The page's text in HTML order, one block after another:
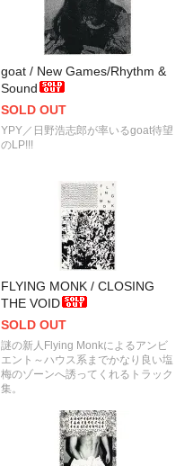
goat / New Games/Rhythm &
Sound
SOLD OUT
YPY／日野浩志郎が率いるgoat待望
のLP!!!
FLYING MONK / CLOSING
THE VOID
SOLD OUT
謎の新人Flying Monkによるアンビ
エント～ハウス系までかなり良い塩
梅のゾーンへ誘ってくれるトラック
集。